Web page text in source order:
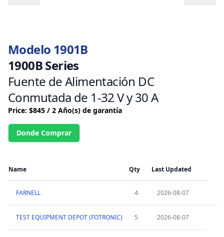
Modelo 1901B
1900B Series
Fuente de Alimentación DC
Conmutada de 1-32 V y 30 A
Price: $845 / 2 Año(s) de garantía
Donde Comprar
Name Qty Last Updated
FARNELL 4 2026-08-07
TEST EQUIPMENT DEPOT (FOTRONIC) 5 2026-08-07